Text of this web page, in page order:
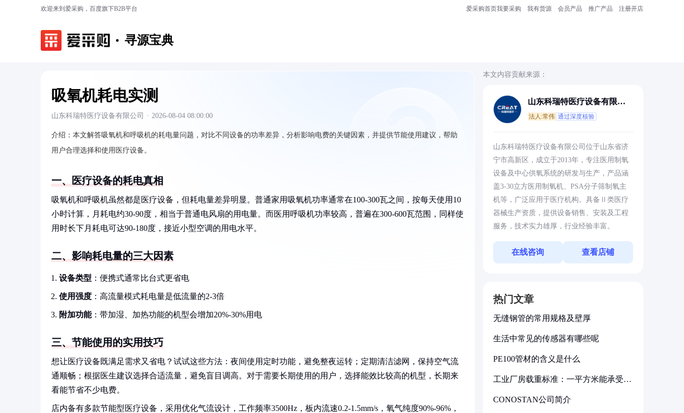
欢迎来到爱采购，百度旗下B2B平台 爱采购首页我要采购 我有货源 会员产品 推广产品 注册开店
寻源宝典
吸氧机耗电实测
山东科瑞特医疗设备有限公司 · 2026-08-04 08:00:00
介绍： 本文解答吸氧机和呼吸机的耗电量问题，对比不同设备的功率差异，分析影响电费的关键因素，并提供节能使用建议，帮助
用户合理选择和使用医疗设备。
一、医疗设备的耗电真相
吸氧机和呼吸机虽然都是医疗设备，但耗电量差异明显。普通家用吸氧机功率通常在100-300瓦之间，按每天使用10
小时计算，月耗电约30-90度，相当于普通电风扇的用电量。而医用呼吸机功率较高，普遍在300-600瓦范围，同样使
用时长下月耗电可达90-180度，接近小型空调的用电水平。
二、影响耗电量的三大因素
设备类型 ：便携式通常比台式更省电
使用强度 ：高流量模式耗电量是低流量的2-3倍
附加功能：带加湿、加热功能的机型会增加20%-30%用电
三、节能使用的实用技巧
想让医疗设备既满足需求又省电？试试这些方法：夜间使用定时功能，避免整夜运转；定期清洁滤网，保持空气流
通顺畅；根据医生建议选择合适流量，避免盲目调高。对于需要长期使用的用户，选择能效比较高的机型，长期来
看能节省不少电费。
店内备有多款节能型医疗设备，采用优化气流设计，工作频率3500Hz，板内流速0.2-1.5mm/s，氧气纯度90%-96%，
本文内容贡献来源：
山东科瑞特医疗设备有限公
法人:常伟 通过深度核验
山东科瑞特医疗设备有限公司位于山东省济
宁市高新区，成立于2013年，专注医用制氧
设备及中心供氧系统的研发与生产，产品涵
盖3-30立方医用制氧机、PSA分子筛制氧主
机等，广泛应用于医疗机构。具备Ⅱ类医疗
器械生产资质，提供设备销售、安装及工程
服务，技术实力雄厚，行业经验丰富。
在线咨询 查看店铺
热门文章
无缝钢管的常用规格及壁厚
生活中常见的传感器有哪些呢
PE100管材的含义是什么
工业厂房载重标准：一平方米能承受多
CONOSTAN公司简介